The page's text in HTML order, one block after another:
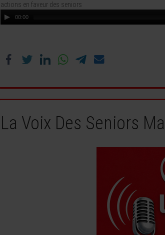
actions en faveur des seniors
00:00
La Voix Des Seniors